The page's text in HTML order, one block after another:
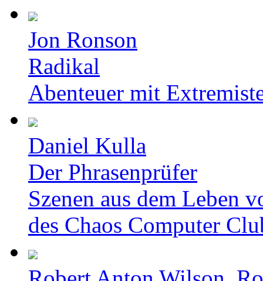
Jon Ronson
Radikal
Abenteuer mit
Daniel Kulla
Der Phrasenprüfer
Szenen aus dem Leben
des Chaos Computer